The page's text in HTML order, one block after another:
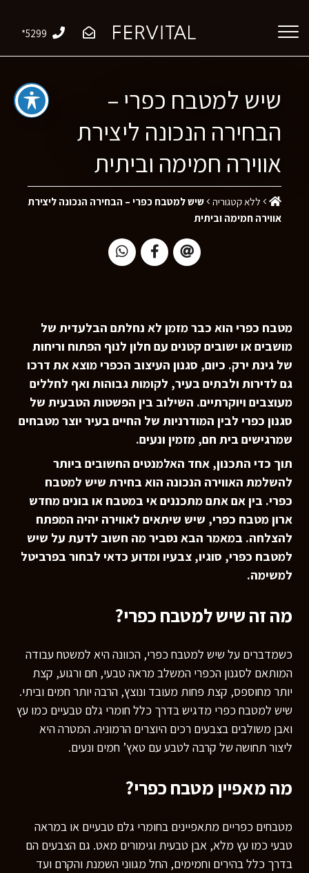
*5299
שיש למטבח כפרי –
הבחירה הנכונה ליצירת
אווירה חמימה וביתית
ללא קטגוריה
שיש למטבח כפרי – הבחירה הנכונה ליצירת
אווירה חמימה וביתית
מטבח כפרי הוא כבר מזמן לא נחלתם הבלעדית של
מושבים או ישובים קטנים עם חלון לנוף הפתוח וריחות
של גינת ירק. כיום, סגנון העיצוב הכפרי מוצא את דרכו
גם לדירות ולבתים בעיר, לקומות גבוהות ואף לחללים
מעוצבים ויוקרתיים. השילוב בין הפשטות הטבעית של
סגנון כפרי לבין המודרניות של החיים בעיר יוצר מטבחים
שמרגישים בית חם, מזמין ונעים.
תוך כדי התכנון, אחד האלמנטים החשובים ביותר
להשלמת האווירה הנכונה הוא בחירת שיש למטבח
כפרי. בין אם אתם מתכננים אי במטבח או בונים מחדש
ארון מטבח כפרי, שיש שיתאים לאווירה יהיה המפתח
להצלחה. במאמר הבא נסביר מה חשוב לדעת על שיש
למטבח כפרי, סוגיו, צבעיו ומדוע כדאי לבחור בפרביטל
למשימה.
מה זה שיש למטבח כפרי?
כשמדברים על שיש למטבח כפרי, הכוונה היא למשטח עבודה
המותאם לסגנון הכפרי המשלב מראה טבעי, חם ורגוע, קצת
יותר מחוספס, קצת פחות מעובד ונוצץ, הרבה יותר חמים וביתי.
שיש למטבח כפרי מדגיש בדרך כלל חומרי גלם טבעיים כמו עץ
ואבן משולבים בצבעים רכים היוצרים הרמוניה. המטרה היא
ליצור תחושה של קרבה לטבע עם טאץ’ חמים ונעים.
מה מאפיין מטבח כפרי?
מטבחים כפריים מתאפיינים בחומרי גלם טבעיים או במראה
טבעי כמו עץ מלא, אבן טבעית וגימורים מאט. גם הצבעים הם
בדרך כלל בהירים וחמימים, החל מגווני השמנת והקרם ועד